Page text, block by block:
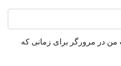
من در مرورگر برای زمانی که